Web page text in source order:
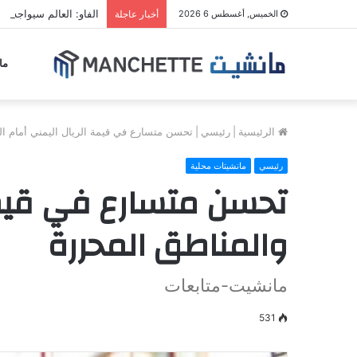
الخميس, أغسطس 6 2026 أخبار عاجلة الفاو: العالم سيواجه
الرئيسية رئيسي تحسن متسارع في قيمة الريال اليمني أمام
رئيسي مانشيتات محلية
تحسن متسارع في
والمناطق المحررة
مانشيت-متابعات
531